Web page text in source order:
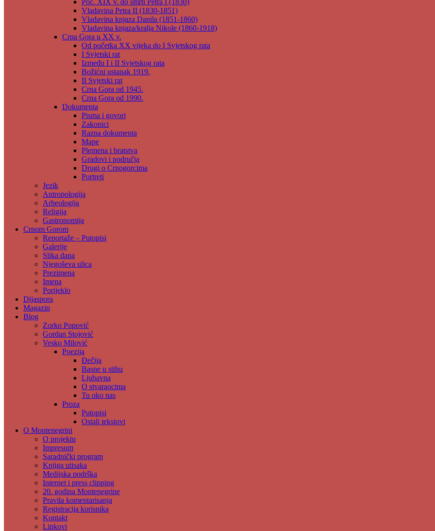
Poč. XIX v. do smrti Petra I (1830)
Vladavina Petra II (1830-1851)
Vladavina knjaza Danila (1851-1860)
Vladavina knjaza/kralja Nikole (1860-1918)
Crna Gora u XX v.
Od početka XX vijeka do I Svjetskog rata
I Svjetski rat
Između I i II Svjetskog rata
Božićni ustanak 1919.
II Svjetski rat
Crna Gora od 1945.
Crna Gora od 1990.
Dokumenta
Pisma i govori
Zakonici
Razna dokumenta
Mape
Plemena i bratstva
Gradovi i područja
Drugi o Crnogorcima
Portreti
Jezik
Antropologija
Arheologija
Religija
Gastronomija
Crnom Gorom
Reportaže – Putopisi
Galerije
Slika dana
Njegoševa ulica
Prezimena
Imena
Porijeklo
Dijaspora
Magazin
Blog
Zorko Popović
Gordan Stojović
Vesko Milović
Poezija
Đečija
Basne u stihu
Ljubavna
O stvaraocima
Tu oko nas
Proza
Putopisi
Ostali tekstovi
O Montenegrini
O projektu
Impresum
Saradnički program
Knjiga utisaka
Medijska podrška
Internet i press clipping
20. godina Montenegrine
Pravila komentarisanja
Registracija korisnika
Kontakt
Linkovi